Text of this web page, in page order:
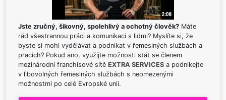
Jste zručný, šikovný, spolehlivý a ochotný člověk? Máte
rád všestrannou práci a komunikaci s lidmi? Myslíte si, že
byste si mohl vydělávat a podnikat v řemeslných službách a
pracích? Pokud ano, využijte možnosti stát se členem
mezinárodní franchisové sítě EXTRA SERVICES a podnikejte
v libovolných řemeslných službách s neomezenými
možnostmi po celé Evropské unii.